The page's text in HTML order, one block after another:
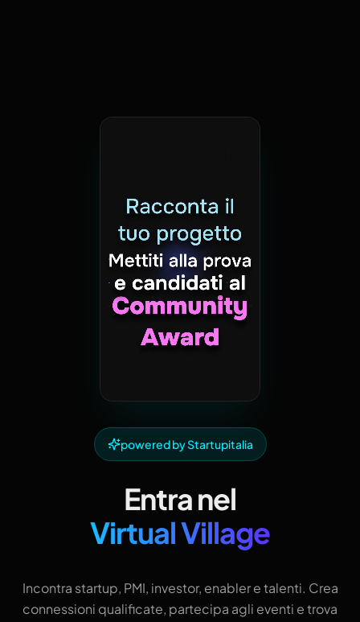
powered by Startupitalia
Entra nel
Virtual Village
Incontra startup, PMI, investor, enabler e talenti. Crea
connessioni qualificate, partecipa agli eventi e trova